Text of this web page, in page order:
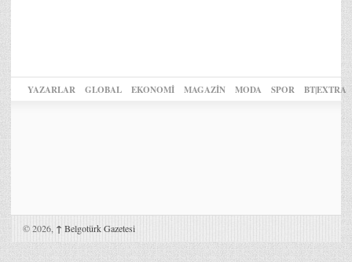
YAZARLAR GLOBAL EKONOMİ MAGAZİN MODA SPOR BT|EXTRA
© 2026, ↑ Belgotürk Gazetesi